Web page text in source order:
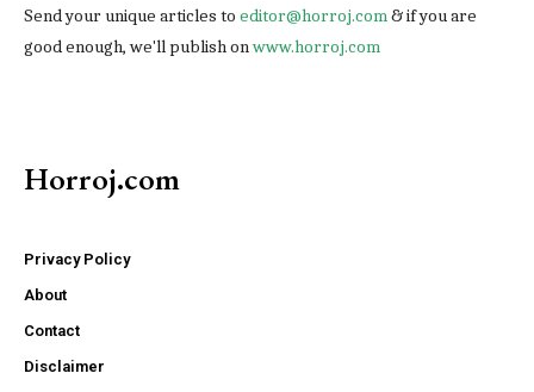
Send your unique articles to editor@horroj.com& if you are
good enough, we'll publish onwww.horroj.com
Horroj.com
Privacy Policy
About
Contact
Disclaimer